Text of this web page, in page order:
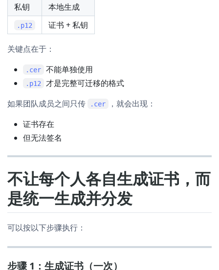
私钥
本地生成
.p12 证书 + 私钥
关键点在于：
.cer 不能单独使用
.p12
才是完整可迁移的格式
如果团队成员之间只传
.cer
，就会出现：
证书存在
但无法签名
不让每个人各自生成证书，而
是统一生成并分发
可以按以下步骤执行：
步骤 1：生成证书（一次）